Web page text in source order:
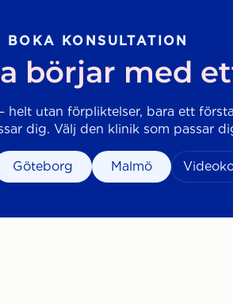
BOKA KONSULTATION
börjar med
helt utan förpliktelser, bara ett
dig. Välj den klinik som passar
Göteborg Malmö